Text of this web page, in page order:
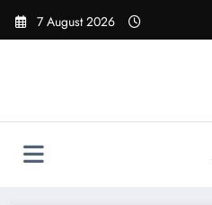
Vai
7 August 2026